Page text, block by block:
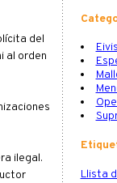
del
al orden
ilegal.
Llista